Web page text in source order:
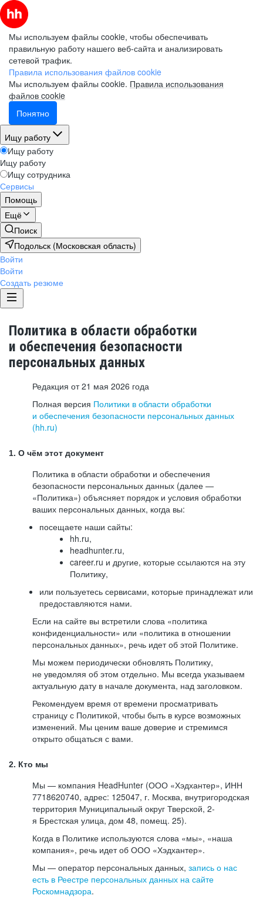
Мы используем файлы cookie, чтобы обеспечивать
правильную работу нашего веб-сайта и анализировать
сетевой трафик.
Правила использования файлов cookie
Мы используем файлы cookie. Правила использования
файлов cookie
Понятно
Ищу работу
Ищу работу
Ищу работу
Ищу сотрудника
Сервисы
Помощь
Ещё
Поиск
Подольск (Московская область)
Войти
Войти
Создать резюме
Политика в области обработки
и обеспечения безопасности
персональных данных
Редакция от 21 мая 2026 года
Полная версия Политики в области обработки
и обеспечения безопасности персональных данных
(hh.ru)
1. О чём этот документ
Политика в области обработки и обеспечения
безопасности персональных данных (далее —
«Политика») объясняет порядок и условия обработки
ваших персональных данных, когда вы:
посещаете наши сайты:
hh.ru,
headhunter.ru,
career.ru и другие, которые ссылаются на эту
Политику,
или пользуетесь сервисами, которые принадлежат или
предоставляются нами.
Если на сайте вы встретили слова «политика
конфиденциальности» или «политика в отношении
персональных данных», речь идет об этой Политике.
Мы можем периодически обновлять Политику,
не уведомляя об этом отдельно. Мы всегда указываем
актуальную дату в начале документа, над заголовком.
Рекомендуем время от времени просматривать
страницу с Политикой, чтобы быть в курсе возможных
изменений. Мы ценим ваше доверие и стремимся
открыто общаться с вами.
2. Кто мы
Мы — компания HeadHunter (ООО «Хэдхантер», ИНН
7718620740, адрес: 125047, г. Москва, внутригородская
территория Муниципальный округ Тверской, 2-
я Брестская улица, дом 48, помещ. 25).
Когда в Политике используются слова «мы», «наша
компания», речь идет об ООО «Хэдхантер».
Мы — оператор персональных данных, запись о нас
есть в Реестре персональных данных на сайте
Роскомнадзора.